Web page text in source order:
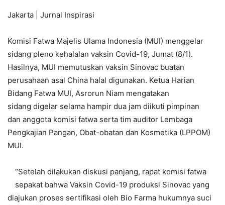
Jakarta | Jurnal Inspirasi
Komisi Fatwa Majelis Ulama Indonesia (MUI) menggelar
sidang pleno kehalalan vaksin Covid-19, Jumat (8/1).
Hasilnya, MUI memutuskan vaksin Sinovac buatan
perusahaan asal China halal digunakan. Ketua Harian
Bidang Fatwa MUI, Asrorun Niam mengatakan
sidang digelar selama hampir dua jam diikuti pimpinan
dan anggota komisi fatwa serta tim auditor Lembaga
Pengkajian Pangan, Obat-obatan dan Kosmetika (LPPOM)
MUI.
“Setelah dilakukan diskusi panjang, rapat komisi fatwa
sepakat bahwa Vaksin Covid-19 produksi Sinovac yang
diajukan proses sertifikasi oleh Bio Farma hukumnya suci